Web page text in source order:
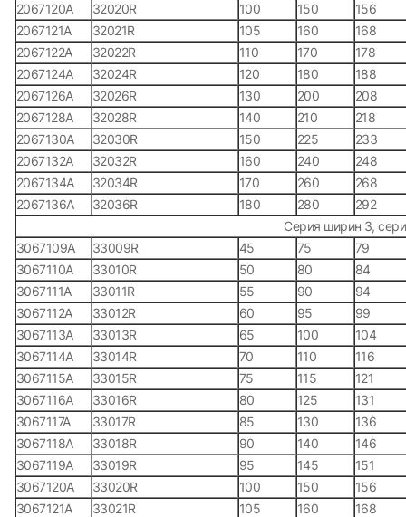
2067120А
32020R 100 150
156
2067121А
32021R 105 160
168
2067122А
32022R 110 170
178
2067124А
32024R 120 180
188
2067126А
32026R 130 200
208
2067128А
32028R 140 210
218
2067130А
32030R 150 225
233
2067132А
32032R 160 240
248
2067134А
32034R 170 260
268
2067136А
32036R 180 280
292
Серия ширин 3,
3067109А
33009R 45 75
79
3067110А
33010R 50 80
84
3067111А
33011R 55 90
94
3067112А
33012R 60 95
99
3067113А
33013R 65 100
104
3067114А
33014R 70 110
116
3067115А
33015R 75 115
121
3067116А
33016R 80 125
131
3067117А
33017R 85 130
136
3067118А
33018R 90 140
146
3067119А
33019R 95 145
151
3067120А
33020R 100 150
156
3067121А
33021R 105 160
168